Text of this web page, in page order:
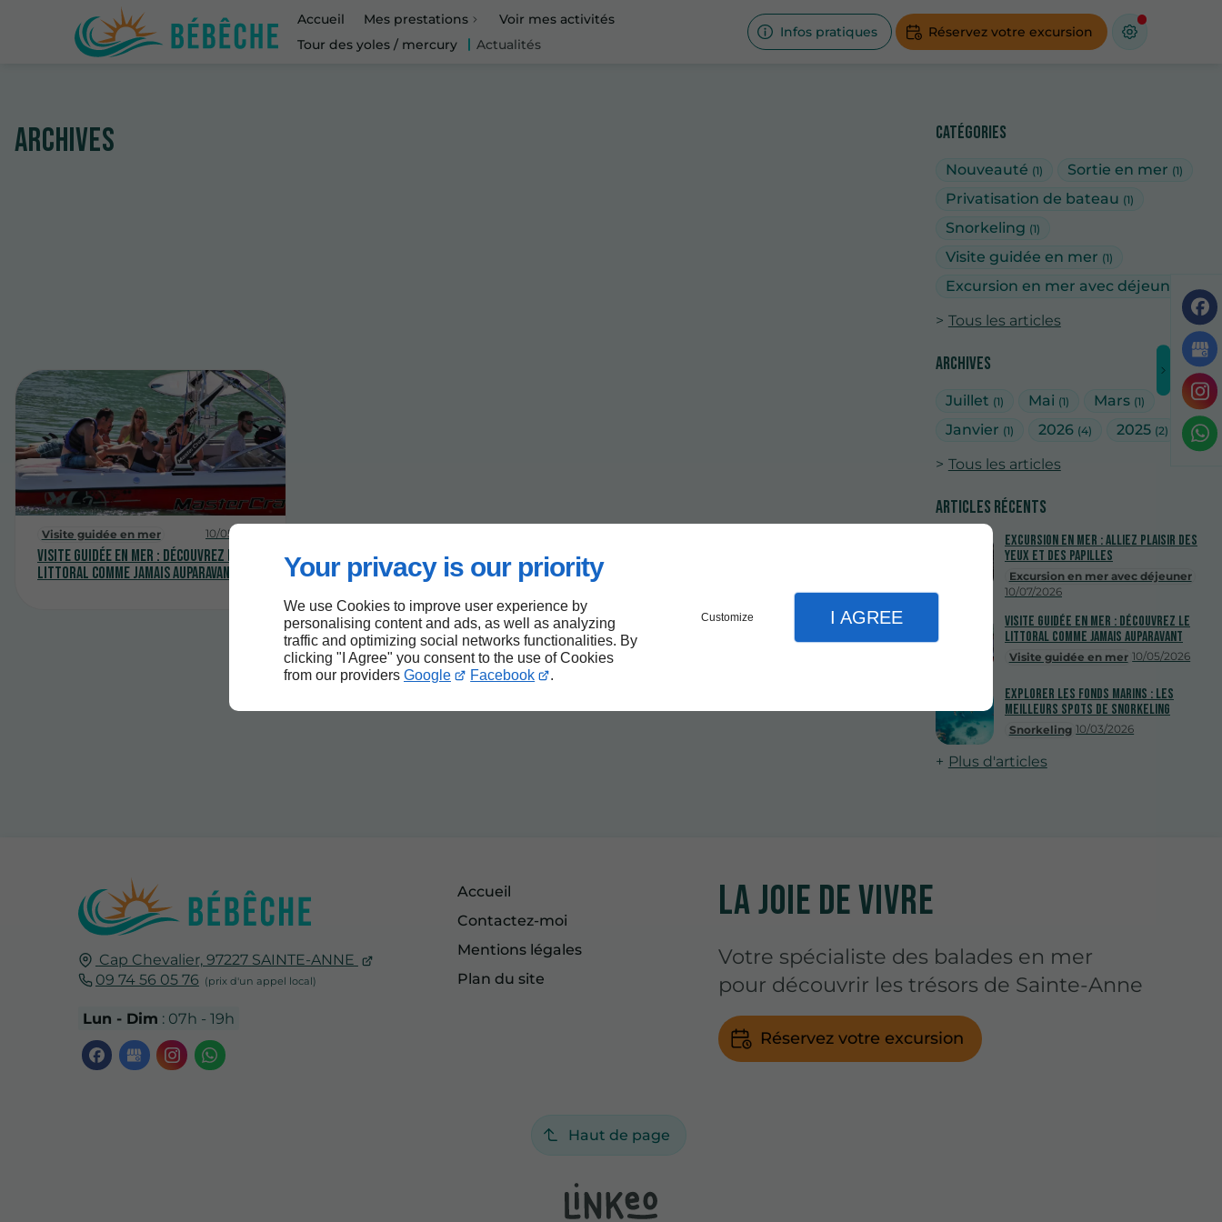
Your privacy is our priority
We use Cookies to improve user experience by
personalising content and ads, as well as analyzing
traffic and optimizing social networks functionalities. By
clicking "I Agree" you consent to the use of Cookies
from our providers Google Facebook .
Customize I AGREE
Accueil Mes prestations
Voir mes activités
Tour des yoles / mercury
Actualités
Infos pratiques Réservez votre excursion
Catégories
Nouveauté (1) Sortie en mer (1)
Privatisation de bateau (1)
Snorkeling (1)
Visite guidée en mer (1)
Excursion en mer avec déjeuner (1)
Tous les articles
Archives
Juillet (1) Mai (1) Mars (1)
Janvier (1) 2026 (4) 2025 (2)
Tous les articles
Articles récents
Excursion en mer avec déjeuner
10/07/2026
Excursion en mer : alliez plaisir des
yeux et des papilles
Visite guidée en mer 10/05/2026
Visite guidée en mer : découvrez le
littoral comme jamais auparavant
Snorkeling 10/03/2026
Explorer les fonds marins : les
meilleurs spots de snorkeling
Plus d'articles
Archives
Visite guidée en mer 10/05/2026
Visite guidée en mer : découvrez le
littoral comme jamais auparavant
Cap Chevalier, 97227 SAINTE-ANNE
09 74 56 05 76
Lun - Dim : 07h - 19h
Accueil
Contactez-moi
Mentions légales
Plan du site
LA JOIE DE VIVRE
Votre spécialiste des balades en mer
pour découvrir les trésors de Sainte-Anne
Réservez votre excursion
Haut de page